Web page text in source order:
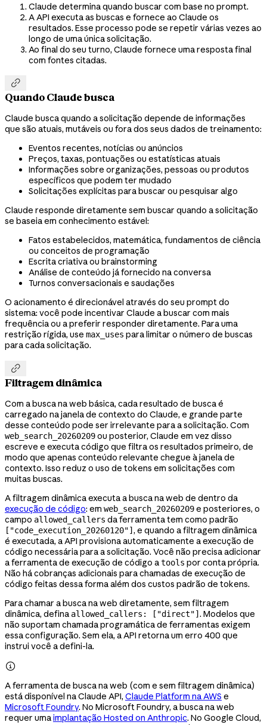
Claude determina quando buscar com base no prompt.
A API executa as buscas e fornece ao Claude os
resultados. Esse processo pode se repetir várias vezes ao
longo de uma única solicitação.
Ao final do seu turno, Claude fornece uma resposta final
com fontes citadas.

Quando Claude busca
Claude busca quando a solicitação depende de informações
que são atuais, mutáveis ou fora dos seus dados de treinamento:
Eventos recentes, notícias ou anúncios
Preços, taxas, pontuações ou estatísticas atuais
Informações sobre organizações, pessoas ou produtos
específicos que podem ter mudado
Solicitações explícitas para buscar ou pesquisar algo
Claude responde diretamente sem buscar quando a solicitação
se baseia em conhecimento estável:
Fatos estabelecidos, matemática, fundamentos de ciência
ou conceitos de programação
Escrita criativa ou brainstorming
Análise de conteúdo já fornecido na conversa
Turnos conversacionais e saudações
O acionamento é direcionável através do seu prompt do
sistema: você pode incentivar Claude a buscar com mais
frequência ou a preferir responder diretamente. Para uma
restrição rígida, use max_uses para limitar o número de buscas
para cada solicitação.

Filtragem dinâmica
Com a busca na web básica, cada resultado de busca é
carregado na janela de contexto do Claude, e grande parte
desse conteúdo pode ser irrelevante para a solicitação. Com
web_search_20260209ou posterior, Claude em vez disso
escreve e executa código que filtra os resultados primeiro, de
modo que apenas conteúdo relevante chegue à janela de
contexto. Isso reduz o uso de tokens em solicitações com
muitas buscas.
A filtragem dinâmica executa a busca na web de dentro da
execução de código: em web_search_20260209e posteriores, o
campo allowed_callers da ferramenta tem como padrão
["code_execution_20260120"] , e quando a filtragem dinâmica
é executada, a API provisiona automaticamente a execução de
código necessária para a solicitação. Você não precisa adicionar
a ferramenta de execução de código atools por conta própria.
Não há cobranças adicionais para chamadas de execução de
código feitas dessa forma além dos custos padrão de tokens.
Para chamar a busca na web diretamente, sem filtragem
dinâmica, defina allowed_callers: ["direct"] . Modelos que
não suportam chamada programática de ferramentas exigem
essa configuração. Sem ela, a API retorna um erro 400 que
instrui você a defini-la.

A ferramenta de busca na web (com e sem filtragem dinâmica)
está disponível na Claude API, Claude Platform na AWS e
Microsoft Foundry. No Microsoft Foundry, a busca na web
requer umaimplantação Hosted on Anthropic. No Google Cloud,